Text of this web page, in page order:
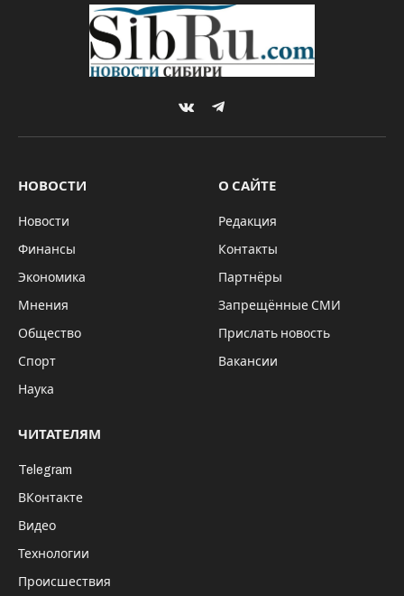
VKontakteTelegram
НОВОСТИ
Новости
Финансы
Экономика
Мнения
Общество
Спорт
Наука
О САЙТЕ
Редакция
Контакты
Партнёры
Запрещённые СМИ
Прислать новость
Вакансии
ЧИТАТЕЛЯМ
Telegram
ВКонтакте
Видео
Технологии
Происшествия